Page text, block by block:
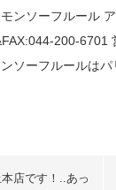
店です！..あっ